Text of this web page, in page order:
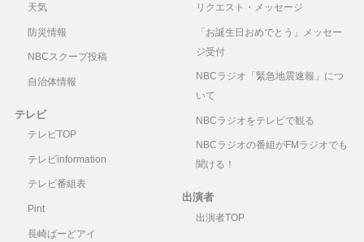
2025
年1
日
テノー
ル歌手
愛する君へ/岡田尚之
2025
年1
月20
クター
「お元
気でグ
ルー
表
もしもピアノが弾けたな
ら/西田敏行
天気
防災情報
NBCスクープ投稿
自治体情報
テレビ
テレビTOP
テレビinformation
テレビ番組表
Pint
長崎ばーどアイ
リクエスト・メッセージ
「お誕生日おめでとう」メッセー
ジ受付
NBCラジオ「緊急地震速報」につ
いて
NBCラジオをテレビで観る
NBCラジオの番組がFMラジオでも
聞ける！
出演者
出演者TOP